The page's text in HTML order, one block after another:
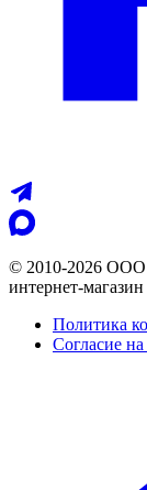
© 2010-2026 ООО
интернет-магазин
Политика
Согласие